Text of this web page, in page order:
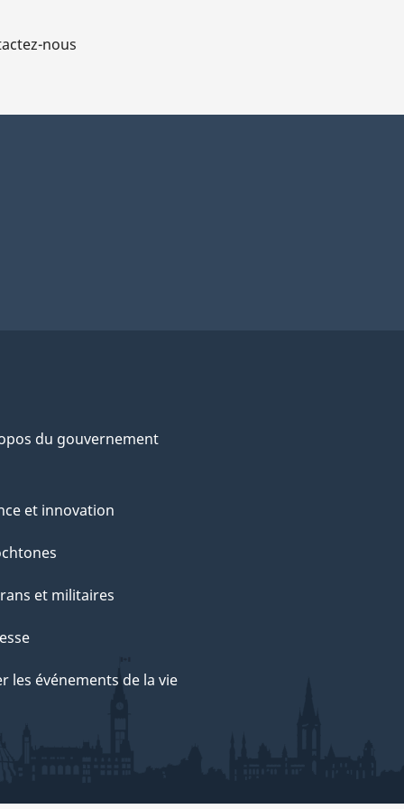
nous
du gouvernement
et innovation
et militaires
les événements de la vie